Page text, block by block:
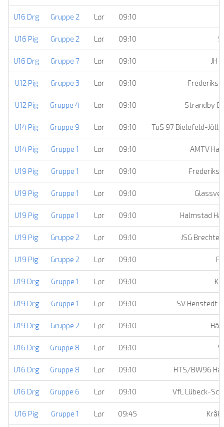
U16 Drg Gruppe 2 Lør 09:10
U16 Pig Gruppe 2 Lør 09:10
U16 Drg Gruppe 7 Lør 09:10 JH
U12 Pig Gruppe 3 Lør 09:10
U12 Pig Gruppe 4 Lør 09:10 Strandby
U14 Pig Gruppe 9 Lør 09:10 TuS 97 Bielefeld-
U14 Pig Gruppe 1 Lør 09:10 AMTV
U19 Pig Gruppe 1 Lør 09:10
U19 Pig Gruppe 1 Lør 09:10
U19 Pig Gruppe 1 Lør 09:10 Halmstad
U19 Pig Gruppe 2 Lør 09:10 JSG
U19 Pig Gruppe 2 Lør 09:10
U19 Drg Gruppe 1 Lør 09:10
U19 Drg Gruppe 1 Lør 09:10 SV
U19 Drg Gruppe 2 Lør 09:10
U16 Drg Gruppe 8 Lør 09:10
U16 Drg Gruppe 8 Lør 09:10 HTS/BW96
U16 Drg Gruppe 6 Lør 09:10 VfL Lübeck-
U16 Pig Gruppe 1 Lør 09:45